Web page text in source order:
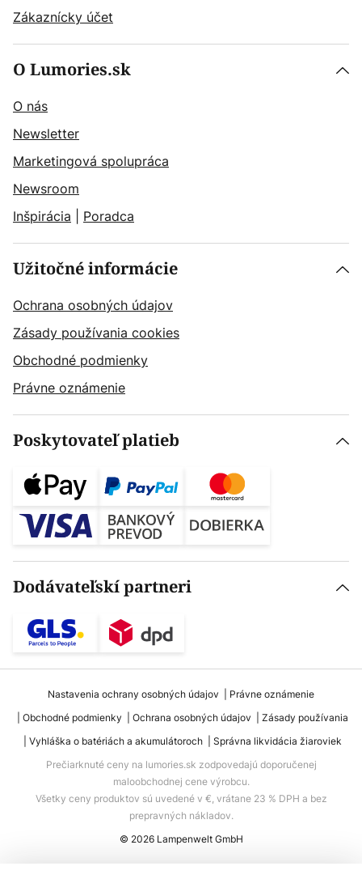
Zákaznícky účet
O Lumories.sk
O nás
Newsletter
Marketingová spolupráca
Newsroom
Inšpirácia
Poradca
Užitočné informácie
Ochrana osobných údajov
Zásady používania cookies
Obchodné podmienky
Právne oznámenie
Poskytovateľ platieb
Dodávateľskí partneri
Nastavenia ochrany osobných údajov
Právne oznámenie
Obchodné podmienky
Ochrana osobných údajov
Zásady používania
Vyhláška o batériách a akumulátoroch
Správna likvidácia žiaroviek
Prečiarknuté ceny na lumories.sk zodpovedajú doporučenej
maloobchodnej cene výrobcu.
Všetky ceny produktov sú uvedené v €, vrátane 23 % DPH a bez
prepravných nákladov.
© 2026 Lampenwelt GmbH